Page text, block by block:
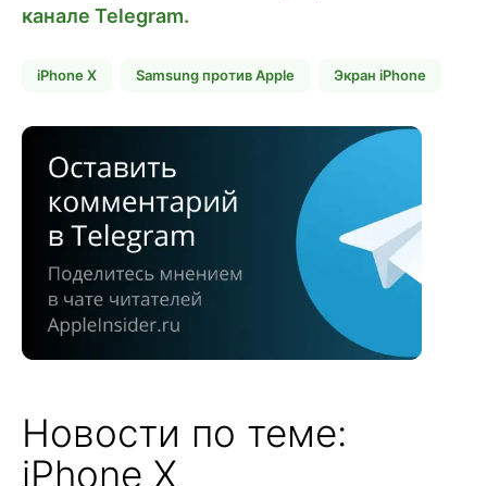
канале Telegram.
iPhone X Samsung против Apple Экран iPhone
Новости по теме:
iPhone X